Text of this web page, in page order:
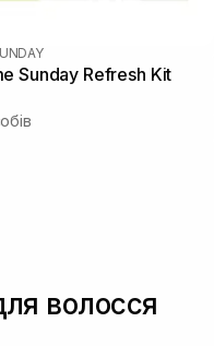
Sunday Refresh Kit
волосся